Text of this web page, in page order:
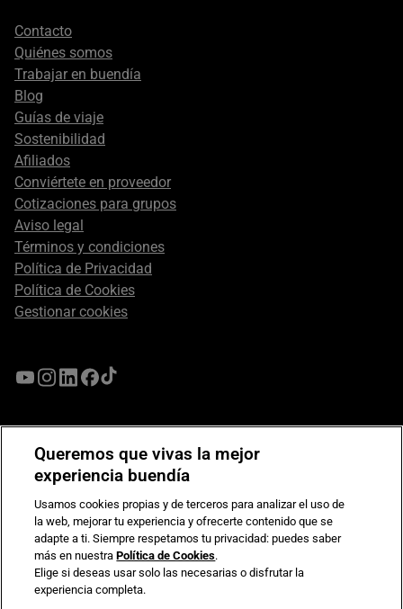
Footer
secondary
Contacto
Quiénes somos
Trabajar en buendía
Blog
Guías de viaje
Sostenibilidad
Afiliados
Conviértete en proveedor
Cotizaciones para grupos
Aviso legal
Términos y condiciones
Política de Privacidad
Política de Cookies
Gestionar cookies
Compromiso de seguridad en pagos electrónicos
Queremos que vivas la mejor
experiencia buendía
Usamos cookies propias y de terceros para analizar el uso de
la web, mejorar tu experiencia y ofrecerte contenido que se
adapte a ti. Siempre respetamos tu privacidad: puedes saber
más en nuestraPolítica de Cookies.
Elige si deseas usar solo las necesarias o disfrutar la
experiencia completa.